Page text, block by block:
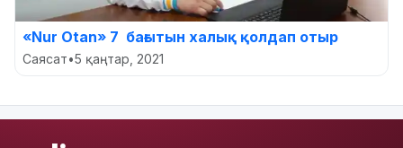
«Nur Otan» 7 бағытын халық қолдап отыр
Саясат•5 қаңтар, 2021